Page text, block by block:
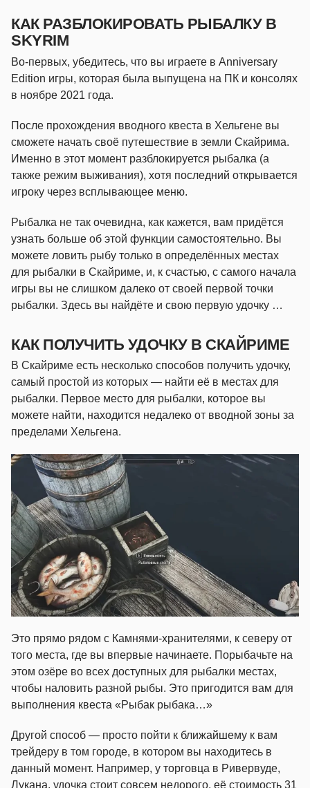
КАК РАЗБЛОКИРОВАТЬ РЫБАЛКУ В
SKYRIM
Во-первых, убедитесь, что вы играете в Anniversary
Edition игры, которая была выпущена на ПК и консолях
в ноябре 2021 года.
После прохождения вводного квеста в Хельгене вы
сможете начать своё путешествие в земли Скайрима.
Именно в этот момент разблокируется рыбалка (а
также режим выживания), хотя последний открывается
игроку через всплывающее меню.
Рыбалка не так очевидна, как кажется, вам придётся
узнать больше об этой функции самостоятельно. Вы
можете ловить рыбу только в определённых местах
для рыбалки в Скайриме, и, к счастью, с самого начала
игры вы не слишком далеко от своей первой точки
рыбалки. Здесь вы найдёте и свою первую удочку …
КАК ПОЛУЧИТЬ УДОЧКУ В СКАЙРИМЕ
В Скайриме есть несколько способов получить удочку,
самый простой из которых — найти её в местах для
рыбалки. Первое место для рыбалки, которое вы
можете найти, находится недалеко от вводной зоны за
пределами Хельгена.
Это прямо рядом с Камнями-хранителями, к северу от
того места, где вы впервые начинаете. Порыбачьте на
этом озёре во всех доступных для рыбалки местах,
чтобы наловить разной рыбы. Это пригодится вам для
выполнения квеста «Рыбак рыбака…»
Другой способ — просто пойти к ближайшему к вам
трейдеру в том городе, в котором вы находитесь в
данный момент. Например, у торговца в Ривервуде,
Лукана, удочка стоит совсем недорого, её стоимость 31